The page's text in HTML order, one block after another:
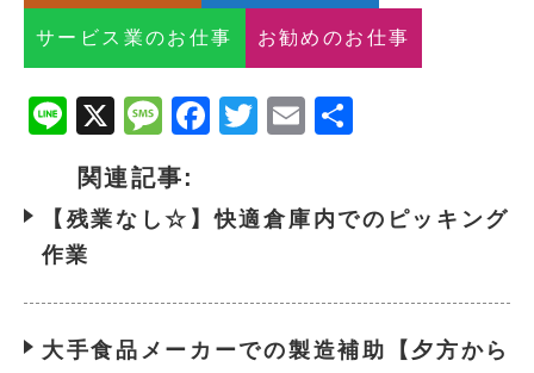
サービス業のお仕事 お勧めのお仕事
Line
X Message
Facebook
Twitter
Email
関連記事:
【残業なし☆】快適倉庫内でのピッキング
作業
大手食品メーカーでの製造補助【夕方から